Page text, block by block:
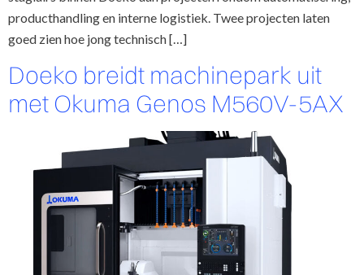
producthandling en interne logistiek. Twee projecten laten
goed zien hoe jong technisch […]
Doeko breidt machinepark uit
met Okuma Genos M560V-5AX